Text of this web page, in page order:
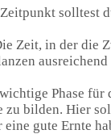
solltest
Zeit, in der die
Phase
bilden. Hier
gute Ernte